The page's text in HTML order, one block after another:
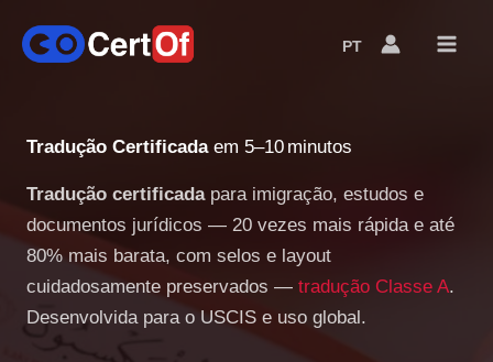
PTLanguage
Tradução Certificadaem 5–10 minutos
Tradução certificadapara imigração, estudos e
documentos jurídicos — 20 vezes mais rápida e até
80% mais barata, com selos e layout
cuidadosamente preservados — tradução Classe A.
Desenvolvida para o USCIS e uso global.